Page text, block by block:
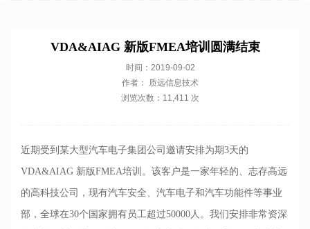
VDA&AIAG 新版FMEA培训圆满结束
时间：2019-09-02
作者： 质远信息技术
浏览次数：11,411 次
近期受到某大型汽车电子集团公司邀请安排为期3天的
VDA&AIAG 新版FMEA培训。该客户是一家年轻的、志存高远
的高科技公司，现有汽车安全、汽车电子和汽车功能件等事业
部，全球在30个国家拥有员工超过50000人。我们安排非常资深